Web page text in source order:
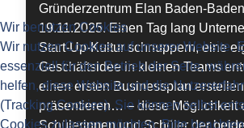
Gründerzentrum Elan Baden-
19.11.2025. Einen Tag lang
Start-Up-Kultur schnuppern, eine
Geschäftsidee in kleinen Teams
einen ersten Businessplan
präsentieren… – diese Möglichkeit
Schülerinnen und Schüler der
Wir benutzen Cookies
Wir nutzen Cookies auf unserer Website.
essenziell für den Betrieb der Seite,
helfen, diese Website und die
(Tracking Cookies). Sie können selbst
Cookies zulassen möchten. Bitte